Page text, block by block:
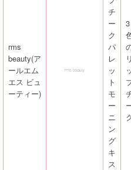
rms
beauty(ア
ールエム
エス ビュ
ーティー)
チ
ー
ク
パ
レ
ッ
ト
モ
ー
ニ
ン
グ
キ
ス
3
リ